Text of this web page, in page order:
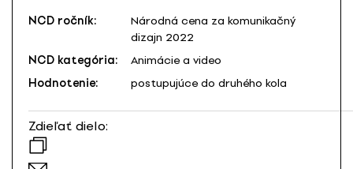
NCD ročník:
Národná cena za komunikačný
dizajn 2022
NCD kategória:
Animácie a video
Hodnotenie:
postupujúce do druhého kola
Zdieľať dielo: